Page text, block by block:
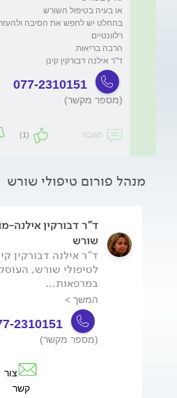
בהחלט יש לחפש את הסיבה ולהעזר
ד"ר אילנה דבורקין קינן
077-2310151
(מספר מקשר)
תגובה (1)
מנהל פורום טיפולי שורש
ד"ר דבורקין אילנה-
שורש
ד"ר אילנה דבורקין
לטיפולי שורש,
במרפאות...
המשך >
2310151
(מספר מקשר)
צור
קשר